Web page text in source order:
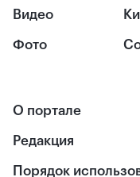
Видео
Фото
О портале
Редакция
Порядок